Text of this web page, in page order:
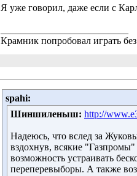
Я уже говорил, даже если с
Крамник попробовал играть
spahi:
Шиншиленыш: http://
Надеюсь, что вслед за
вздохнув, всякие
возможность устраивать
переперевыборы. А также